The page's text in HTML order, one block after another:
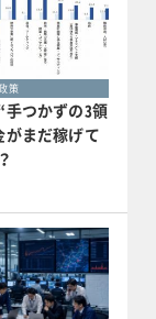
策
つかずの3領
まだ稼げて